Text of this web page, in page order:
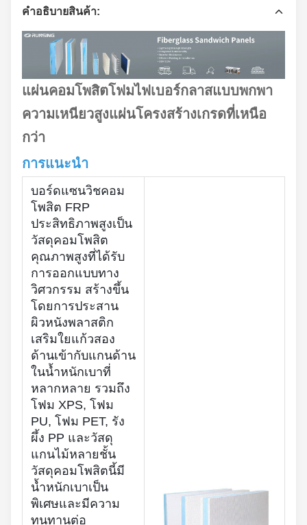
คําอธิบายสินค้า:
แผ่นคอมโพสิตโฟมไฟเบอร์กลาสแบบพกพา
ความเหนียวสูงแผ่นโครงสร้างเกรดที่เหนือ
กว่า
การแนะนำ
บอร์ดแซนวิชคอม
โพสิต FRP
ประสิทธิภาพสูงเป็น
วัสดุคอมโพสิต
คุณภาพสูงที่ได้รับ
การออกแบบทาง
วิศวกรรม สร้างขึ้น
โดยการประสาน
ผิวหนังพลาสติก
เสริมใยแก้วสอง
ด้านเข้ากับแกนด้าน
ในน้ำหนักเบาที่
หลากหลาย รวมถึง
โฟม XPS, โฟม
PU, โฟม PET, รัง
ผึ้ง PP และวัสดุ
แกนไม้หลายชั้น
วัสดุคอมโพสิตนี้มี
น้ำหนักเบาเป็น
พิเศษและมีความ
ทนทานต่อ